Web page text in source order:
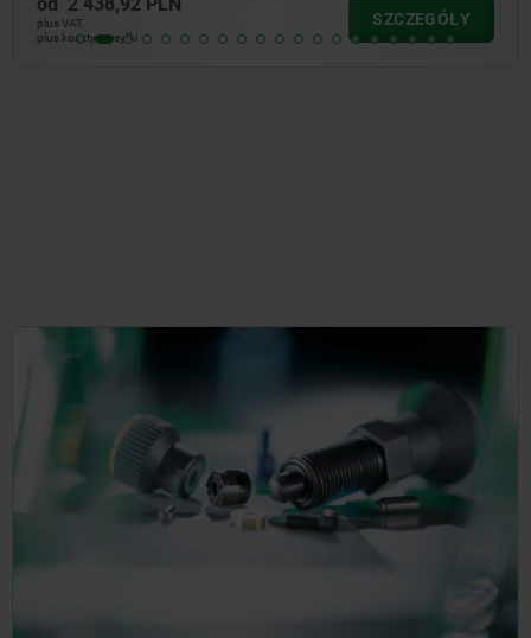
od 1 604,02 PLN
plus VAT
plus koszty wysyłki
SZCZEGÓŁY